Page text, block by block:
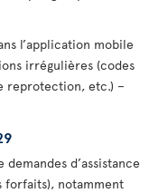
l’application mobile
irrégulières (codes
reprotection, etc.) –
d’assistance
forfaits), notamment